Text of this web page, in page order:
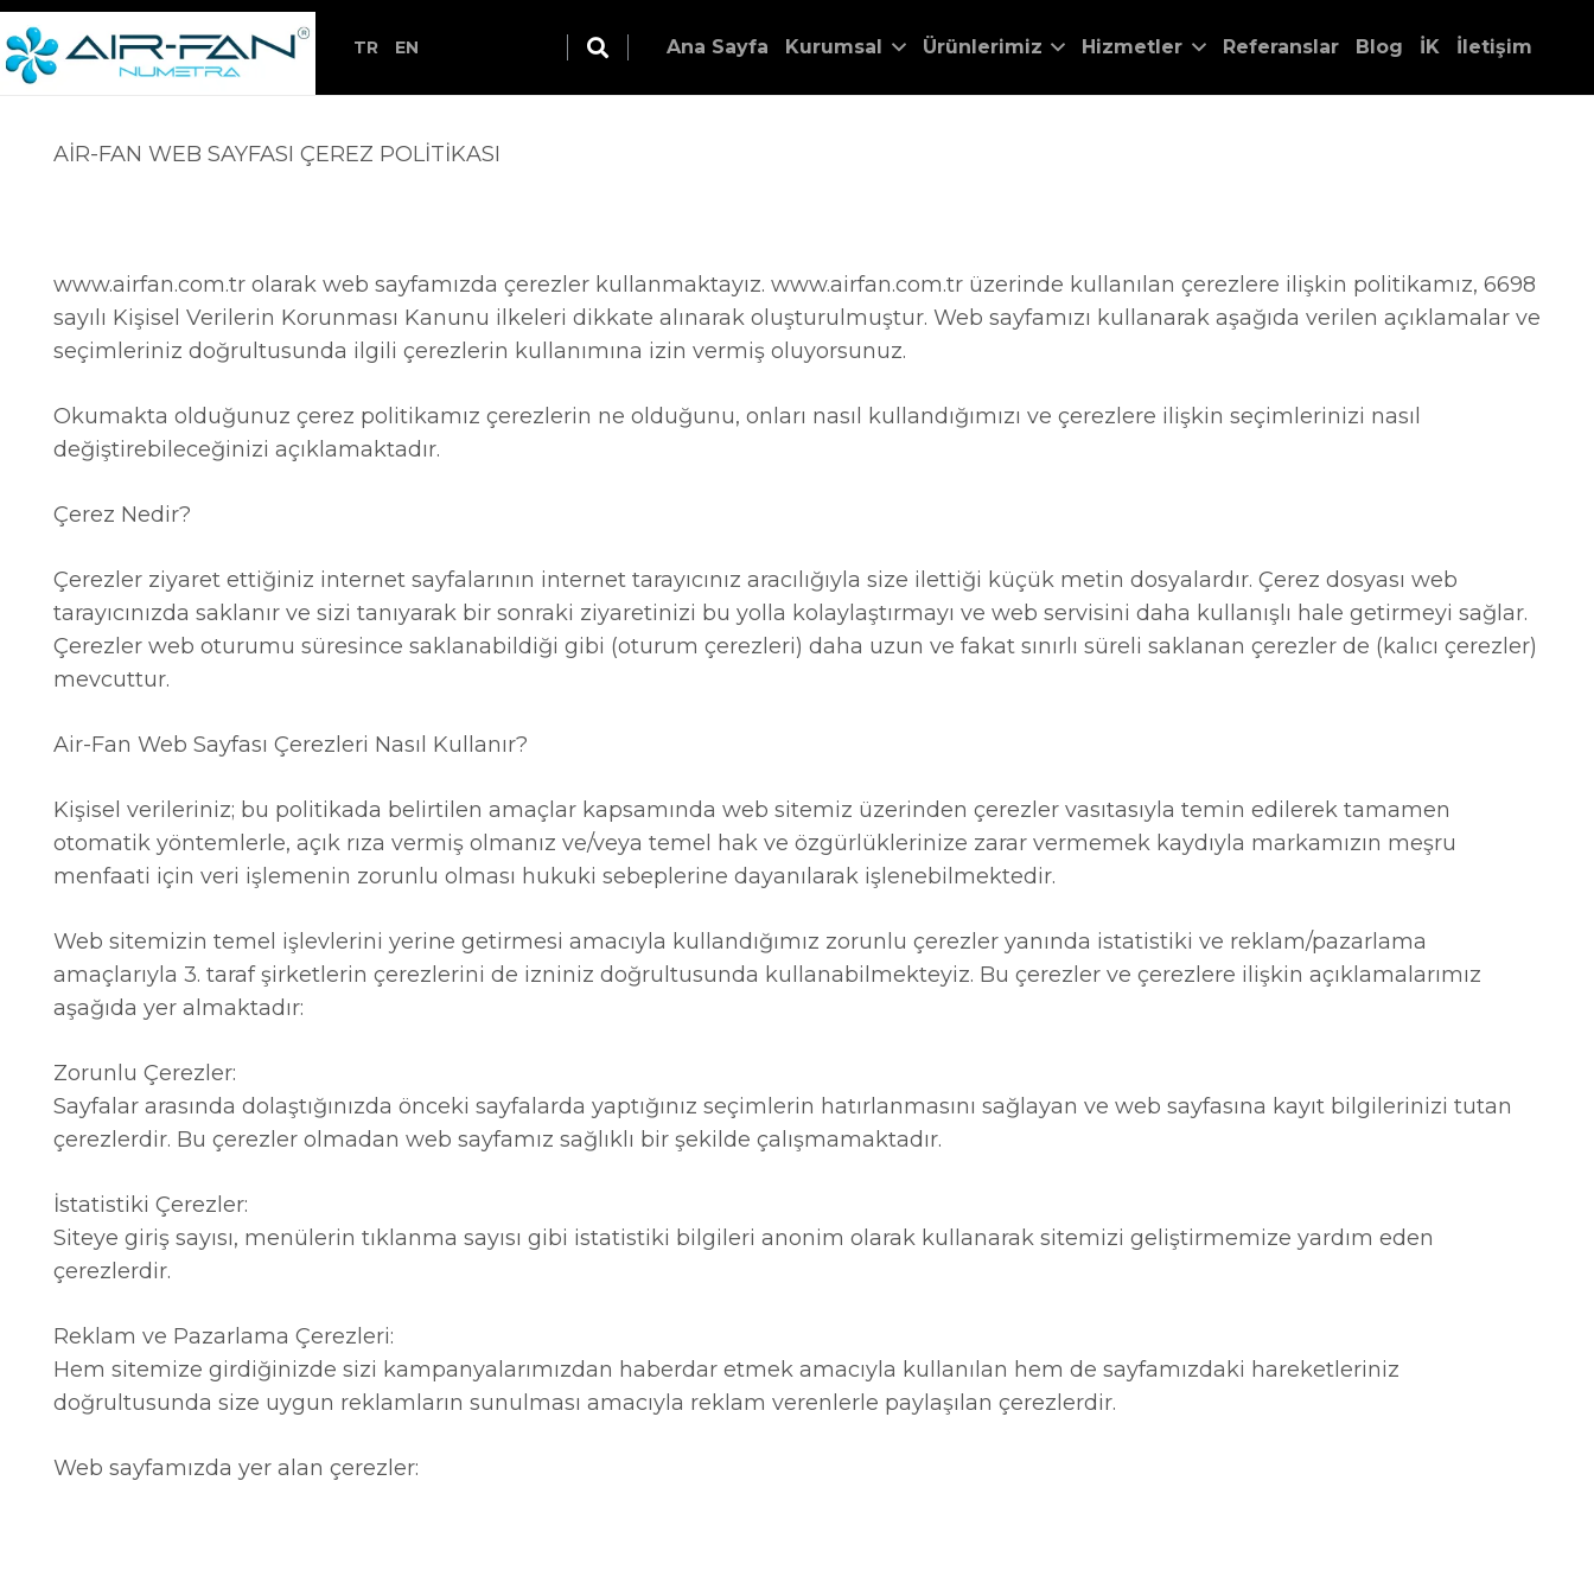
TR EN Ana Sayfa Kurumsal Ürünlerimiz Hizmetler Referanslar Blog İK İletişim
AİR-FAN WEB SAYFASI ÇEREZ POLİTİKASI
www.airfan.com.tr olarak web sayfamızda çerezler kullanmaktayız. www.airfan.com.tr üzerinde kullanılan çerezlere ilişkin politikamız, 6698
sayılı Kişisel Verilerin Korunması Kanunu ilkeleri dikkate alınarak oluşturulmuştur. Web sayfamızı kullanarak aşağıda verilen açıklamalar ve
seçimleriniz doğrultusunda ilgili çerezlerin kullanımına izin vermiş oluyorsunuz.
Okumakta olduğunuz çerez politikamız çerezlerin ne olduğunu, onları nasıl kullandığımızı ve çerezlere ilişkin seçimlerinizi nasıl
değiştirebileceğinizi açıklamaktadır.
Çerez Nedir?
Çerezler ziyaret ettiğiniz internet sayfalarının internet tarayıcınız aracılığıyla size ilettiği küçük metin dosyalardır. Çerez dosyası web
tarayıcınızda saklanır ve sizi tanıyarak bir sonraki ziyaretinizi bu yolla kolaylaştırmayı ve web servisini daha kullanışlı hale getirmeyi sağlar.
Çerezler web oturumu süresince saklanabildiği gibi (oturum çerezleri) daha uzun ve fakat sınırlı süreli saklanan çerezler de (kalıcı çerezler)
mevcuttur.
Air-Fan Web Sayfası Çerezleri Nasıl Kullanır?
Kişisel verileriniz; bu politikada belirtilen amaçlar kapsamında web sitemiz üzerinden çerezler vasıtasıyla temin edilerek tamamen
otomatik yöntemlerle, açık rıza vermiş olmanız ve/veya temel hak ve özgürlüklerinize zarar vermemek kaydıyla markamızın meşru
menfaati için veri işlemenin zorunlu olması hukuki sebeplerine dayanılarak işlenebilmektedir.
Web sitemizin temel işlevlerini yerine getirmesi amacıyla kullandığımız zorunlu çerezler yanında istatistiki ve reklam/pazarlama
amaçlarıyla 3. taraf şirketlerin çerezlerini de izniniz doğrultusunda kullanabilmekteyiz. Bu çerezler ve çerezlere ilişkin açıklamalarımız
aşağıda yer almaktadır:
Zorunlu Çerezler:
Sayfalar arasında dolaştığınızda önceki sayfalarda yaptığınız seçimlerin hatırlanmasını sağlayan ve web sayfasına kayıt bilgilerinizi tutan
çerezlerdir. Bu çerezler olmadan web sayfamız sağlıklı bir şekilde çalışmamaktadır.
İstatistiki Çerezler:
Siteye giriş sayısı, menülerin tıklanma sayısı gibi istatistiki bilgileri anonim olarak kullanarak sitemizi geliştirmemize yardım eden
çerezlerdir.
Reklam ve Pazarlama Çerezleri:
Hem sitemize girdiğinizde sizi kampanyalarımızdan haberdar etmek amacıyla kullanılan hem de sayfamızdaki hareketleriniz
doğrultusunda size uygun reklamların sunulması amacıyla reklam verenlerle paylaşılan çerezlerdir.
Web sayfamızda yer alan çerezler: